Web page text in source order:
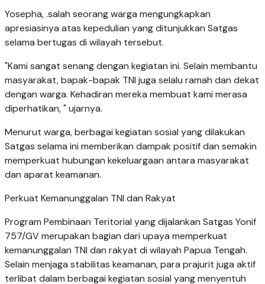
Yosepha, .salah seorang warga mengungkapkan
apresiasinya atas kepedulian yang ditunjukkan Satgas
selama bertugas di wilayah tersebut.
"Kami sangat senang dengan kegiatan ini. Selain membantu
masyarakat, bapak-bapak TNI juga selalu ramah dan dekat
dengan warga. Kehadiran mereka membuat kami merasa
diperhatikan, " ujarnya.
Menurut warga, berbagai kegiatan sosial yang dilakukan
Satgas selama ini memberikan dampak positif dan semakin
memperkuat hubungan kekeluargaan antara masyarakat
dan aparat keamanan.
Perkuat Kemanunggalan TNI dan Rakyat
Program Pembinaan Teritorial yang dijalankan Satgas Yonif
757/GV merupakan bagian dari upaya memperkuat
kemanunggalan TNI dan rakyat di wilayah Papua Tengah.
Selain menjaga stabilitas keamanan, para prajurit juga aktif
terlibat dalam berbagai kegiatan sosial yang menyentuh